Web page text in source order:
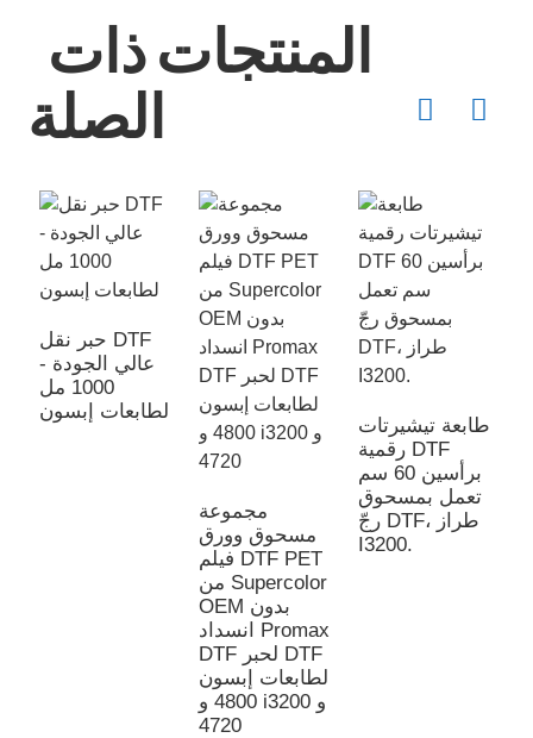
المنتجات ذات
الصلة
حبر نقل DTF
عالي الجودة -
1000 مل
لطابعات إبسون
مجموعة
مسحوق وورق
فيلم DTF PET
من Supercolor
OEM بدون
انسداد Promax
DTF لحبر DTF
لطابعات إبسون
4800 و i3200 و
4720
طابعة تيشيرتات
رقمية DTF
برأسين 60 سم
تعمل بمسحوق
رجّ DTF، طراز
I3200.